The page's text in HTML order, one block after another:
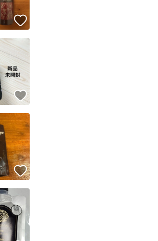
の実績について
たユーザーにバッジを付与しています
の基準をクリアした安心・安全なユーザーです
Yahoo!フリマの取引を完了させた実績があります
他フリマサービスでの取引実績があります
保証しているものではありません
は高頻度で24時間以内＆設定した発送日数内に発送してい
情報をコピーします
います
品ページへ
キャンセル
いいね！
いいね！